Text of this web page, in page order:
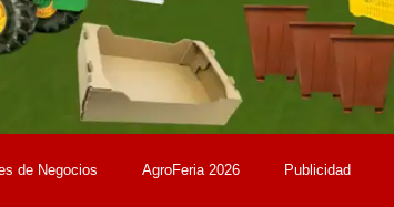
de Negocios AgroFeria 2026 Publicidad